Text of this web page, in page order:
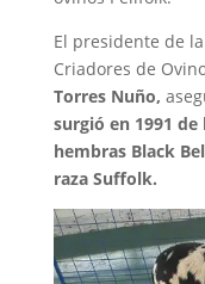
El presidente de
Criadores de
Torres Nuño,
surgió en 1991 de
hembras Black
raza Suffolk.